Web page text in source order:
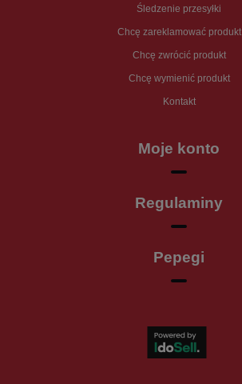
Śledzenie przesyłki
Chcę zareklamować produkt
Chcę zwrócić produkt
Chcę wymienić produkt
Kontakt
Moje konto
Regulaminy
Pepegi